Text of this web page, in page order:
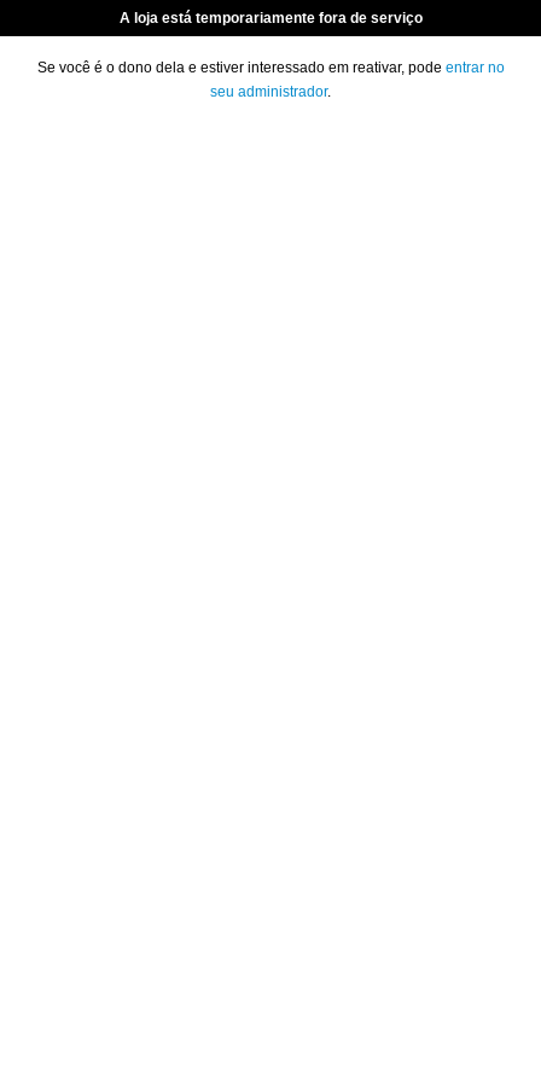
A loja está temporariamente fora de serviço
Se você é o dono dela e estiver interessado em reativar, pode entrar no
seu administrador.